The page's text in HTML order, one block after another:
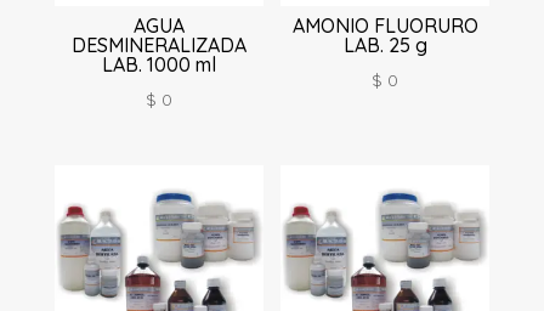
AGUA
DESMINERALIZADA
LAB. 1000 ml
$ 0
AMONIO FLUORURO
LAB. 25 g
$ 0